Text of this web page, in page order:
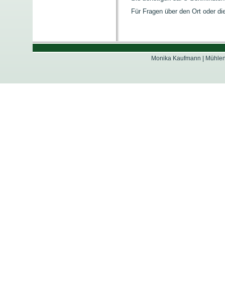
Für Fragen über den Ort oder
Monika Kaufmann |